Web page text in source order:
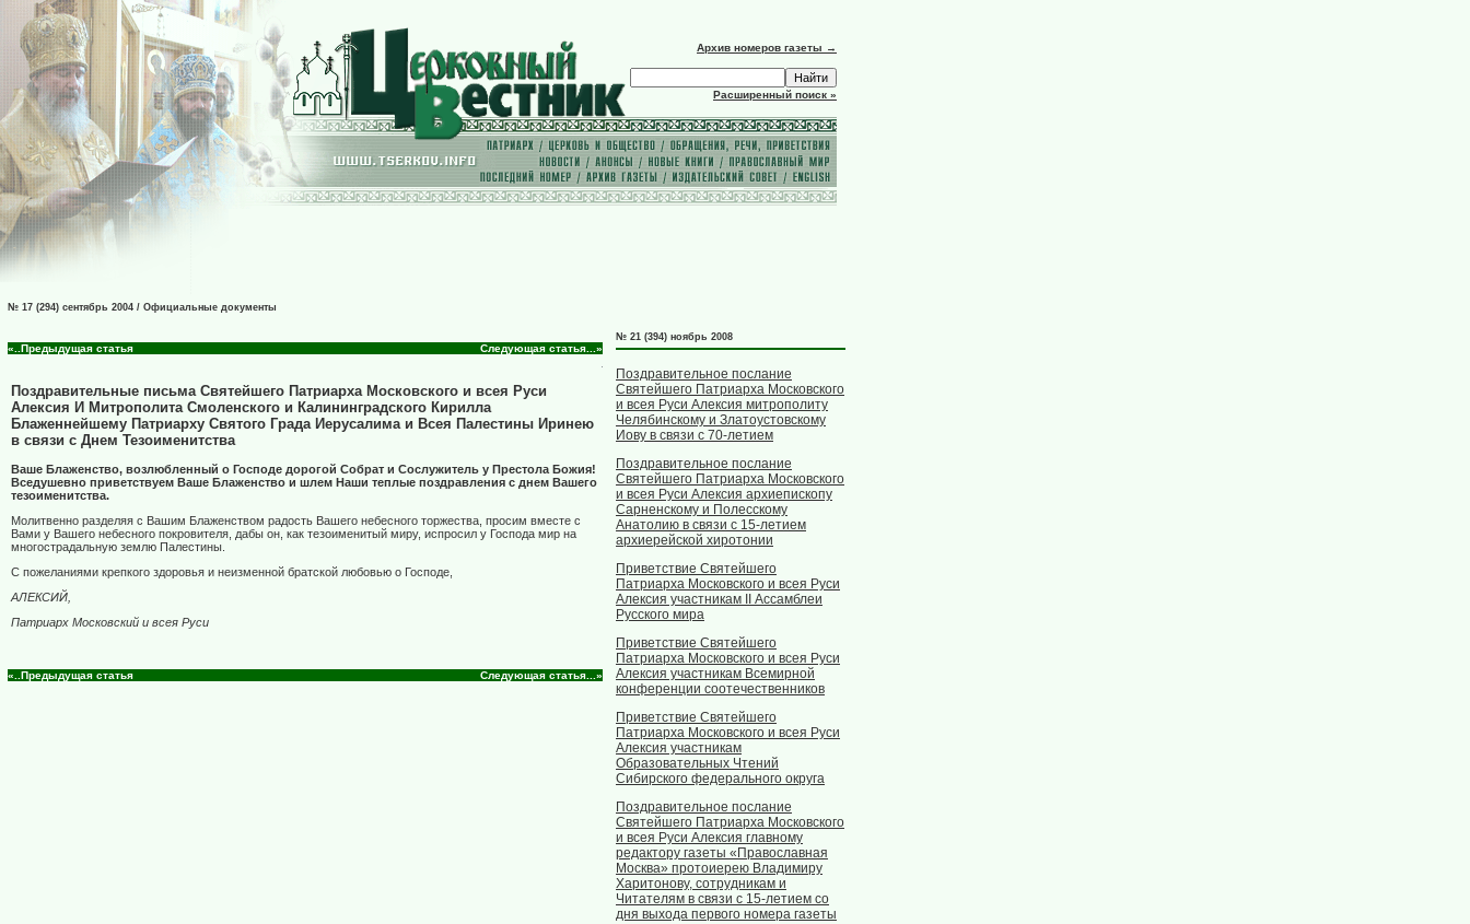
Архив номеров газеты →
Расширенный поиск »
№ 17 (294) сентябрь 2004 / Официальные документы
«..Предыдущая статья Следующая статья...»
Поздравительные письма Святейшего Патриарха Московского и всея Руси
Алексия И Митрополита Смоленского и Калининградского Кирилла
Блаженнейшему Патриарху Святого Града Иерусалима и Всея Палестины Иринею
в связи с Днем Тезоименитства
Ваше Блаженство, возлюбленный о Господе дорогой Собрат и Сослужитель у Престола Божия!
Вседушевно приветствуем Ваше Блаженство и шлем Наши теплые поздравления с днем Вашего
тезоименитства.
Молитвенно разделяя с Вашим Блаженством радость Вашего небесного торжества, просим вместе с
Вами у Вашего небесного покровителя, дабы он, как тезоименитый миру, испросил у Господа мир на
многострадальную землю Палестины.
С пожеланиями крепкого здоровья и неизменной братской любовью о Господе,
АЛЕКСИЙ,
Патриарх Московский и всея Руси
«..Предыдущая статья Следующая статья...»
№ 21 (394) ноябрь 2008
Поздравительное послание
Святейшего Патриарха Московского
и всея Руси Алексия митрополиту
Челябинскому и Златоустовскому
Иову в связи с 70-летием
Поздравительное послание
Святейшего Патриарха Московского
и всея Руси Алексия архиепископу
Сарненскому и Полесскому
Анатолию в связи с 15-летием
архиерейской хиротонии
Приветствие Святейшего
Патриарха Московского и всея Руси
Алексия участникам II Ассамблеи
Русского мира
Приветствие Святейшего
Патриарха Московского и всея Руси
Алексия участникам Всемирной
конференции соотечественников
Приветствие Святейшего
Патриарха Московского и всея Руси
Алексия участникам
Образовательных Чтений
Сибирского федерального округа
Поздравительное послание
Святейшего Патриарха Московского
и всея Руси Алексия главному
редактору газеты «Православная
Москва» протоиерею Владимиру
Харитонову, сотрудникам и
Читателям в связи с 15-летием со
дня выхода первого номера газеты